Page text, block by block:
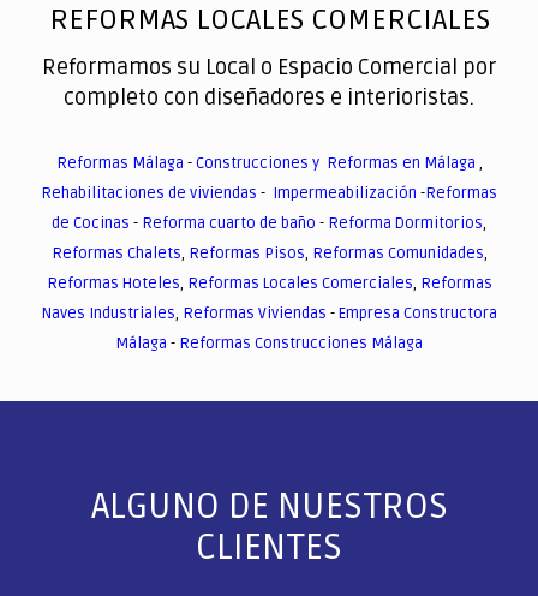
REFORMAS LOCALES COMERCIALES
Reformamos su Local o Espacio Comercial por
completo con diseñadores e interioristas.
Reformas Málaga -Construcciones y Reformas en Málaga ,
Rehabilitaciones de viviendas - Impermeabilización -Reformas
de Cocinas - Reforma cuarto de baño - Reforma Dormitorios,
Reformas Chalets, Reformas Pisos, Reformas Comunidades,
Reformas Hoteles, Reformas Locales Comerciales, Reformas
Naves Industriales, Reformas Viviendas -Empresa Constructora
Málaga - Reformas Construcciones Málaga
ALGUNO DE NUESTROS
CLIENTES